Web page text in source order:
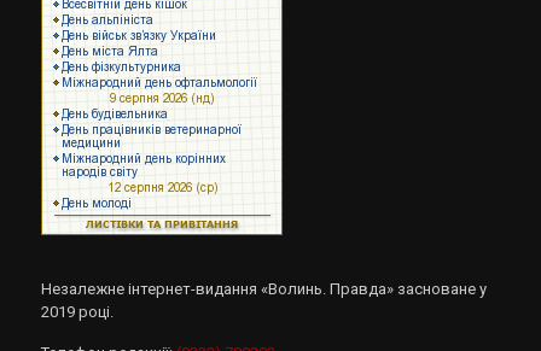
Незалежне інтернет-видання «Волинь. Правда» засноване у
2019 році.